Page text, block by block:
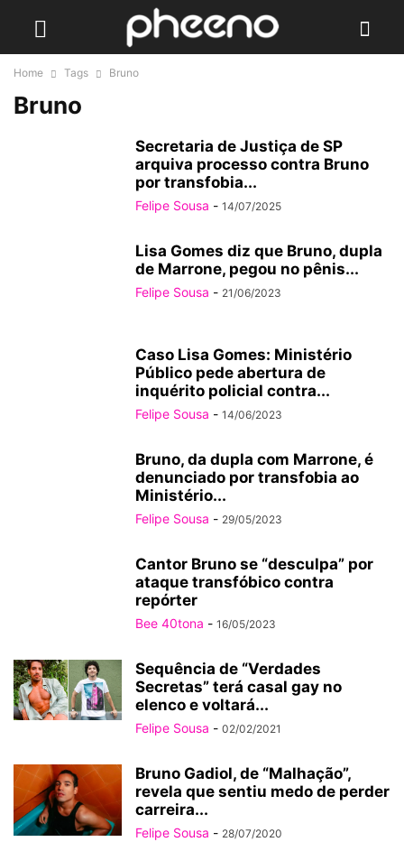
Home Tags Bruno
Bruno
Secretaria de Justiça de SP
arquiva processo contra Bruno
por transfobia...
Felipe Sousa - 14/07/2025
Lisa Gomes diz que Bruno, dupla
de Marrone, pegou no pênis...
Felipe Sousa - 21/06/2023
Caso Lisa Gomes: Ministério
Público pede abertura de
inquérito policial contra...
Felipe Sousa - 14/06/2023
Bruno, da dupla com Marrone, é
denunciado por transfobia ao
Ministério...
Felipe Sousa - 29/05/2023
Cantor Bruno se “desculpa” por
ataque transfóbico contra
repórter
Bee 40tona - 16/05/2023
Sequência de “Verdades
Secretas” terá casal gay no
elenco e voltará...
Felipe Sousa - 02/02/2021
Bruno Gadiol, de “Malhação”,
revela que sentiu medo de perder
carreira...
Felipe Sousa - 28/07/2020